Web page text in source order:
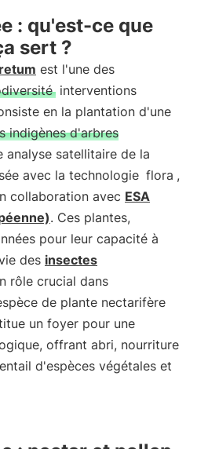
: qu'est-ce que
sert ?
est l'une des
interventions
en la plantation d'une
indigènes d'arbres
analyse satellitaire de la
avec la technologie flora ,
collaboration avec ESA
. Ces plantes,
pour leur capacité à
des insectes
rôle crucial dans
de plante nectarifère
un foyer pour une
offrant abri, nourriture
d'espèces végétales et